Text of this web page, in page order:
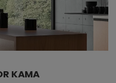
KAMA